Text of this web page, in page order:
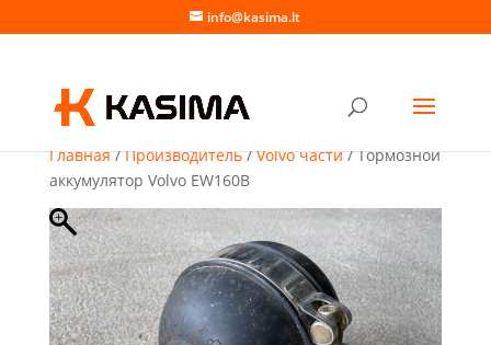
info@kasima.lt
Главная/Производитель/Volvo части/ Тормозной
аккумулятор Volvo EW160B